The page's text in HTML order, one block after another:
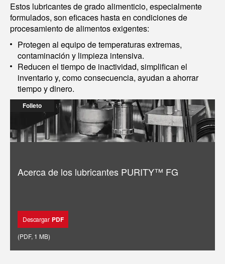
Estos lubricantes de grado alimenticio, especialmente
formulados, son eficaces hasta en condiciones de
procesamiento de alimentos exigentes:
Protegen al equipo de temperaturas extremas,
contaminación y limpieza intensiva.
Reducen el tiempo de inactividad, simplifican el
inventario y, como consecuencia, ayudan a ahorrar
tiempo y dinero.
Folleto
Acerca de los lubricantes PURITY™ FG
Descargar PDF
(PDF, 1 MB)